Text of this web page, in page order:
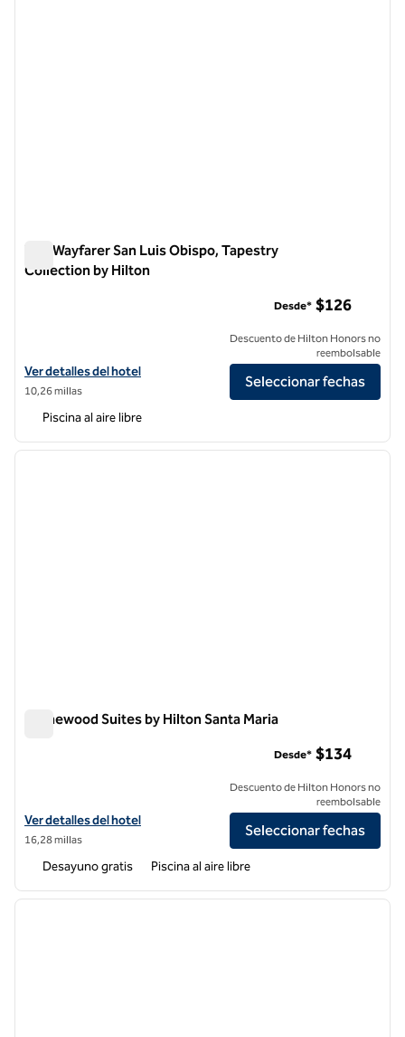
The Wayfarer San Luis Obispo, Tapestry
Collection by Hilton
Ver detalles del hotel The Wayfarer San Luis Obispo, Tapestry
Ver detalles del hotel
10,26 millas
Desde* $126
Descuento de Hilton Honors no
reembolsable
Seleccionar fechas
Piscina al aire libre
1 de 12
Homewood Suites by Hilton Santa Maria
Ver detalles del hotel Homewood Suites by Hilton Santa Maria
Ver detalles del hotel
16,28 millas
Desde* $134
Descuento de Hilton Honors no
reembolsable
Seleccionar fechas
Desayuno gratis Piscina al aire libre
1 de 12